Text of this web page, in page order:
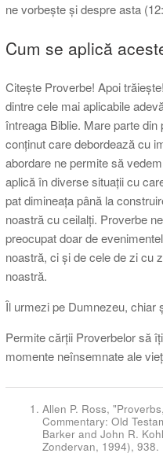
ne vorbește și despre asta
Cum se aplică
Citește Proverbe! Apoi
dintre cele mai aplicabile
întreaga Biblie. Mare parte
conținut care debordează cu
abordare ne permite să
aplică în diverse situații cu
pat dimineața până la
noastră cu ceilalți. Proverbe
preocupat doar de
noastră, ci și de cele de zi cu
noastră.
Îl urmezi pe Dumnezeu, chiar
Permite cărții Proverbelor să
momente neînsemnate ale
Allen P. Ross,
Commentary: Old
Barker and John R.
Zondervan, 1994), 938.